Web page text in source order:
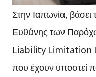
Στην Ιαπωνία, βάσει
Ευθύνης των
Liability Limitation
που έχουν υποστεί